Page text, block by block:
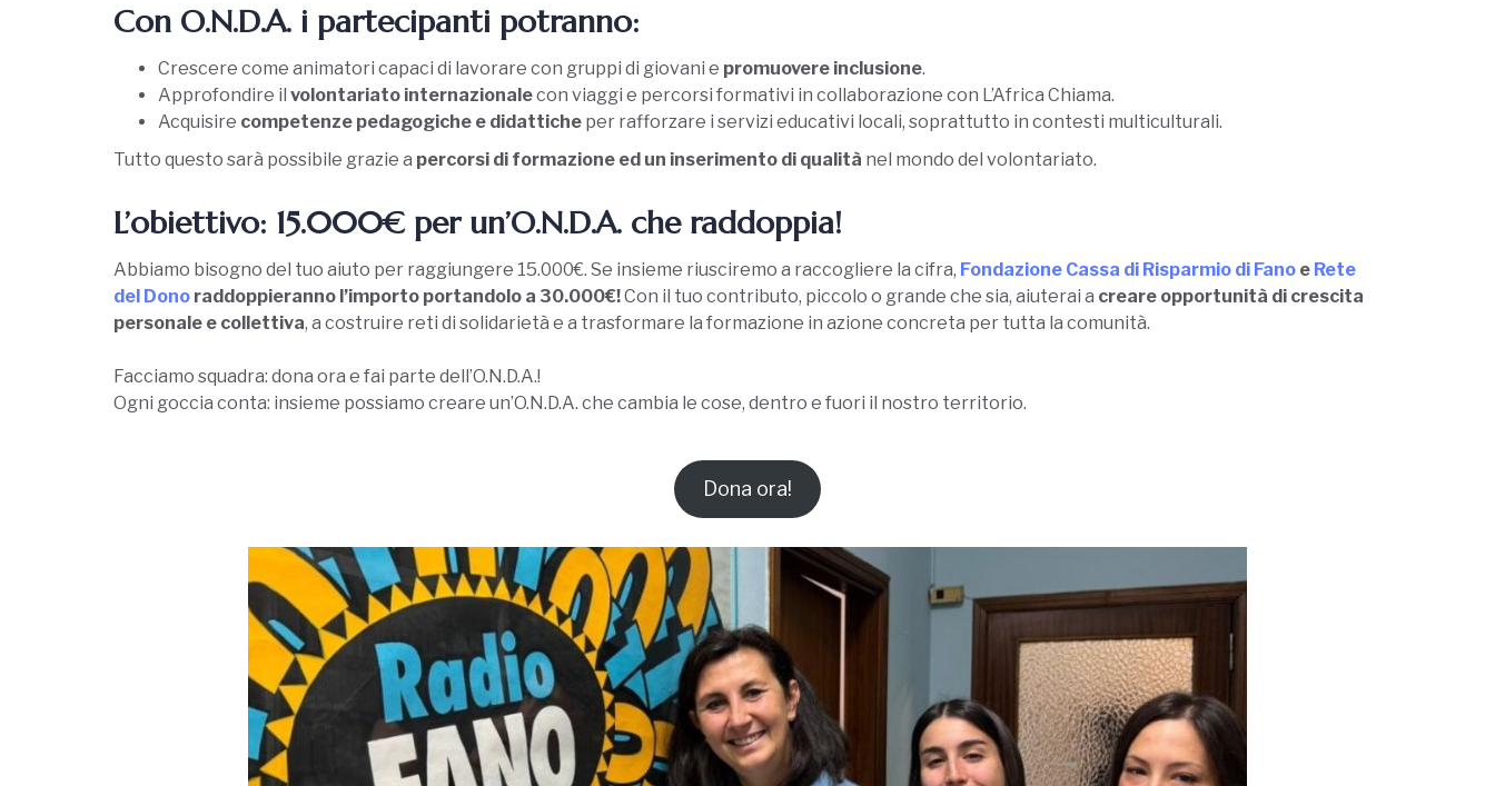
Con O.N.D.A. i partecipanti potranno:
Crescere come animatori capaci di lavorare con gruppi di giovani e promuovere inclusione.
Approfondire il volontariato internazionalecon viaggi e percorsi formativi in collaborazione con L’Africa Chiama.
Acquisire competenze pedagogiche e didattiche per rafforzare i servizi educativi locali, soprattutto in contesti multiculturali.
Tutto questo sarà possibile grazie a percorsi di formazione ed un inserimento di qualità nel mondo del volontariato.
L’obiettivo: 15.000€ per un’O.N.D.A. che raddoppia!
Abbiamo bisogno del tuo aiuto per raggiungere 15.000€. Se insieme riusciremo a raccogliere la cifra, Fondazione Cassa di Risparmio di Fano e Rete
del Dono raddoppieranno l’importo portandolo a 30.000€!Con il tuo contributo, piccolo o grande che sia, aiuterai a creare opportunità di crescita
personale e collettiva, a costruire reti di solidarietà e a trasformare la formazione in azione concreta per tutta la comunità.
Facciamo squadra: dona ora e fai parte dell’O.N.D.A.!
Ogni goccia conta: insieme possiamo creare un’O.N.D.A. che cambia le cose, dentro e fuori il nostro territorio.
Dona ora!